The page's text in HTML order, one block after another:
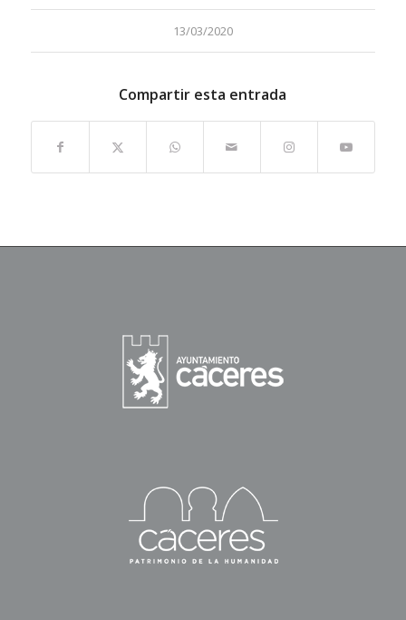
13/03/2020
Compartir esta entrada